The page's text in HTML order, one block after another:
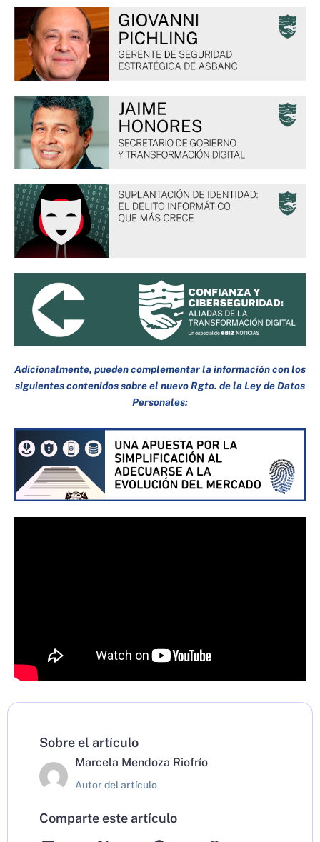
Adicionalmente, pueden complementar la información con los
siguientes contenidos sobre el nuevo Rgto. de la Ley de Datos
Personales:
Sobre el artículo
Marcela Mendoza Riofrío
Autor del artículo
Comparte este artículo